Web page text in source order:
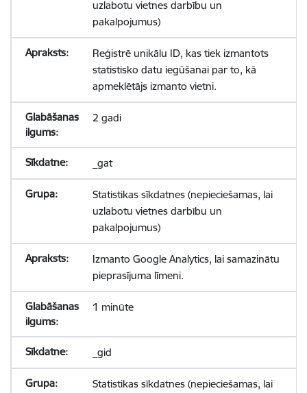
uzlabotu vietnes darbību un
pakalpojumus)
Reģistrē unikālu ID, kas tiek izmantots
statistisko datu iegūšanai par to, kā
apmeklētājs izmanto vietni.
2 gadi
_gat
Statistikas sīkdatnes (nepieciešamas, lai
uzlabotu vietnes darbību un
pakalpojumus)
Izmanto Google Analytics, lai samazinātu
pieprasījuma līmeni.
1 minūte
_gid
Statistikas sīkdatnes (nepieciešamas, lai